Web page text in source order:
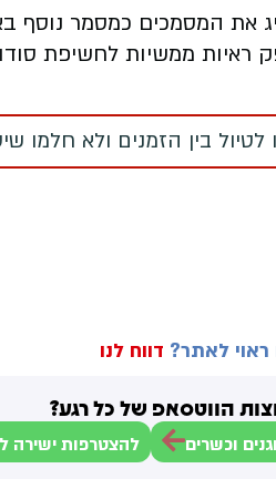
את המסמכים כמסמר נוסף
ראיות ממשיות לחשיפת
לטיול בין הזמנים ולא חלמו
לאתר? דווח לנו
הווטסאפ של כל רגע?
וכשרים להצטרפות ישירה